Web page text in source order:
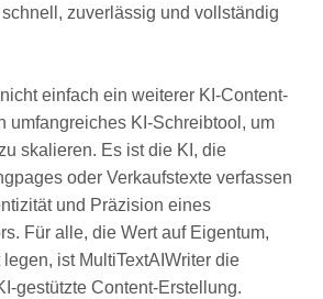
zuverlässig und vollständig
einfach ein weiterer KI-Content-
umfangreiches KI-Schreibtool, um
skalieren. Es ist die KI, die
oder Verkaufstexte verfassen
und Präzision eines
Für alle, die Wert auf Eigentum,
ist MultiTextAIWriter die
gestützte Content-Erstellung.